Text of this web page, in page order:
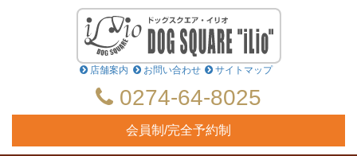
店舗案内 お問い合わせ サイトマップ
0274-64-8025
会員制/完全予約制